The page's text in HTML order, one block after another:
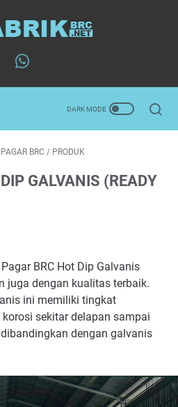
PAGAR BRC / PRODUK
GALVANIS (READY
BRC Hot Dip Galvanis
juga dengan kualitas terbaik.
ini memiliki tingkat
sekitar delapan sampai
dengan galvanis